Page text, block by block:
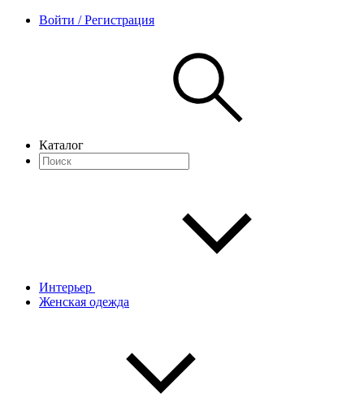
Войти / Регистрация
Каталог
Интерьер
Женская одежда